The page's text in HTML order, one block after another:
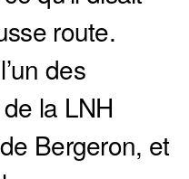
route.
des
la LNH
Bergeron, et